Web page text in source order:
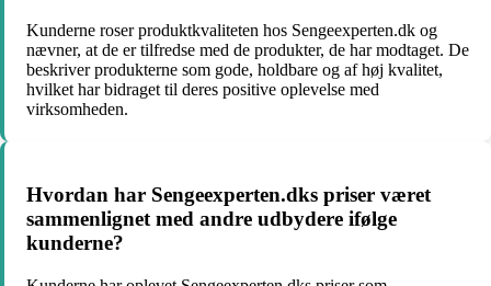
Kunderne roser produktkvaliteten hos Sengeexperten.dk og
nævner, at de er tilfredse med de produkter, de har modtaget. De
beskriver produkterne som gode, holdbare og af høj kvalitet,
hvilket har bidraget til deres positive oplevelse med
virksomheden.
Hvordan har Sengeexperten.dks priser været
sammenlignet med andre udbydere ifølge
kunderne?